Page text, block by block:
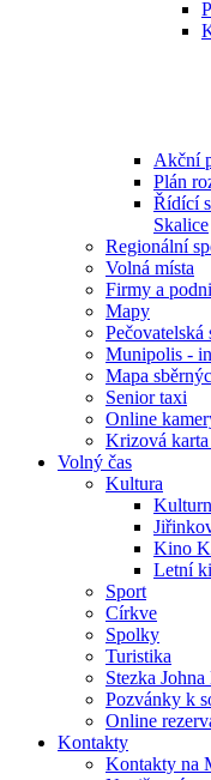
Akční
Plán
Řídící
Skalice
Regionální
Volná místa
Firmy a
Mapy
Pečovatelská
Munipolis -
Mapa
Senior taxi
Online
Krizová karta
Volný čas
Kultura
Kino
Letní
Sport
Církve
Spolky
Turistika
Stezka
Pozvánky k
Online
Kontakty
Kontakty na